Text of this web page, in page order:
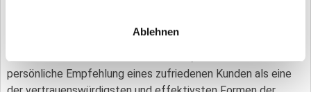
Ablehnen
In einer Zeit, in der Verbraucher täglich mit
Werbebotschaften überflutet werden, hebt sich die
persönliche Empfehlung eines zufriedenen Kunden als eine